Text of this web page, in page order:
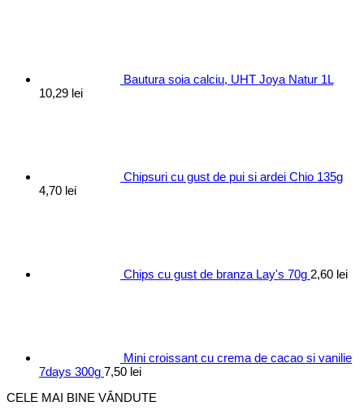
Bautura soia calciu, UHT Joya Natur 1L
10,29 lei
Chipsuri cu gust de pui si ardei Chio 135g
4,70 lei
Chips cu gust de branza Lay's 70g 2,60 lei
Mini croissant cu crema de cacao si vanilie
7days 300g 7,50 lei
CELE MAI BINE VÂNDUTE